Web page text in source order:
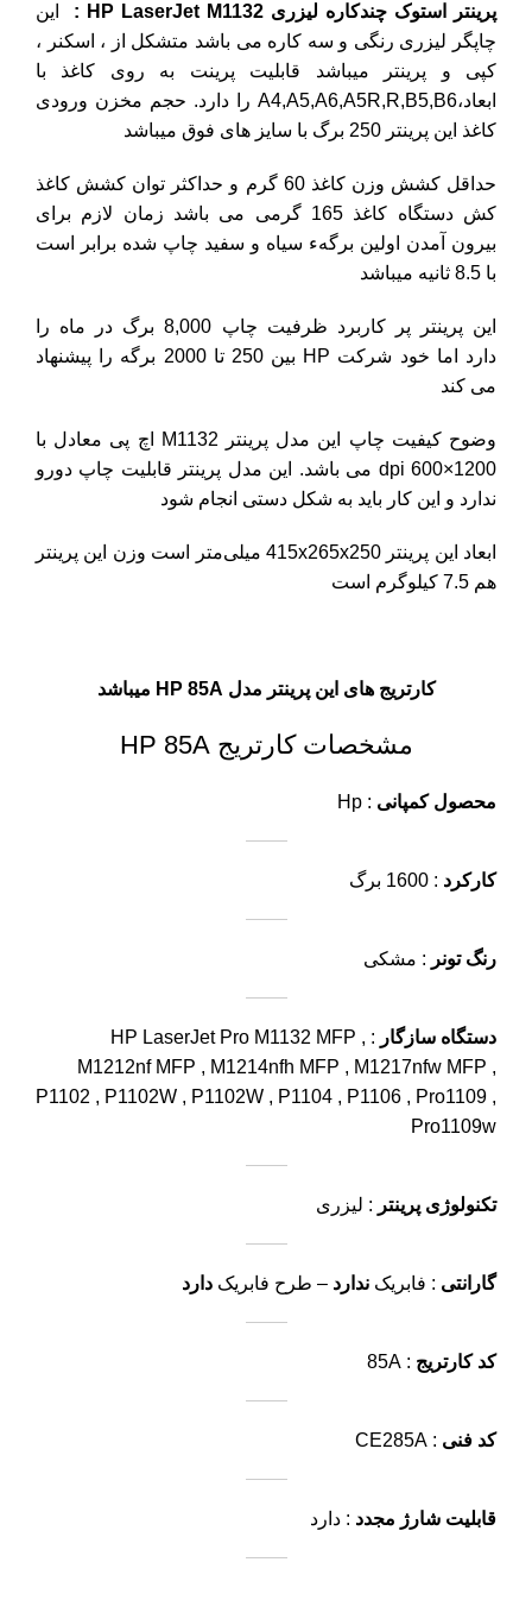
پرینتر استوک چندکاره لیزری HP LaserJet M1132 :
این
چاپگر لیزری رنگی و سه کاره می باشد متشکل از ، اسکنر ،
کپی و پرینتر میباشد قابلیت پرینت به روی کاغذ با
ابعاد،A4,A5,A6,A5R,R,B5,B6 را دارد. حجم مخزن ورودی
کاغذ این پرینتر 250 برگ با سایز های فوق میباشد
حداقل کشش وزن کاغذ 60 گرم و حداکثر توان کشش کاغذ
کش دستگاه کاغذ 165 گرمی می باشد زمان لازم برای
بیرون آمدن اولین برگهء سیاه و سفید چاپ شده برابر است
با 8.5 ثانیه میباشد
این پرینتر پر کاربرد ظرفیت چاپ 8,000 برگ در ماه را
دارد اما خود شرکت HP
بین 250 تا 2000 برگه را پیشنهاد
می کند
وضوح کیفیت چاپ این مدل پرینتر M1132 اچ پی معادل با
1200×600 dpi
می باشد. این مدل پرینتر قابلیت چاپ دورو
ندارد و این کار باید به شکل دستی انجام شود
ابعاد این پرینتر 415x265x250 میلی‌متر است وزن این پرینتر
هم 7.5 کیلوگرم است
کارتریج های این پرینتر مدل HP 85A میباشد
مشخصات کارتریج HP 85A
محصول کمپانی : Hp
کارکرد : 1600 برگ
رنگ تونر : مشکی
دستگاه سازگار
: HP LaserJet Pro M1132 MFP ,
M1212nf MFP , M1214nfh MFP , M1217nfw MFP ,
P1102 , P1102W , P1102W , P1104 , P1106 , Pro1109 ,
Pro1109w
تکنولوژی پرینتر : لیزری
گارانتی : فابریک ندارد – طرح فابریک دارد
کد کارتریج : 85A
کد فنی : CE285A
قابلیت شارژ مجدد : دارد